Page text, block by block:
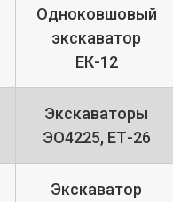
Одноковшовый
экскаватор
ЕК-12
Экскаваторы
ЭО4225, ЕТ-26
Экскаватор